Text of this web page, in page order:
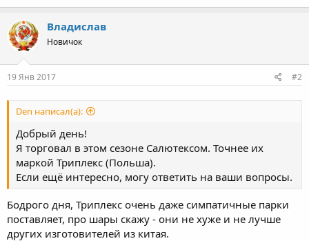
Владислав
Новичок
19 Янв 2017 #2
Den написал(а):
Добрый день!
Я торговал в этом сезоне Салютексом. Точнее их
маркой Триплекс (Польша).
Если ещё интересно, могу ответить на ваши вопросы.
Бодрого дня, Триплекс очень даже симпатичные парки
поставляет, про шары скажу - они не хуже и не лучше
других изготовителей из китая.